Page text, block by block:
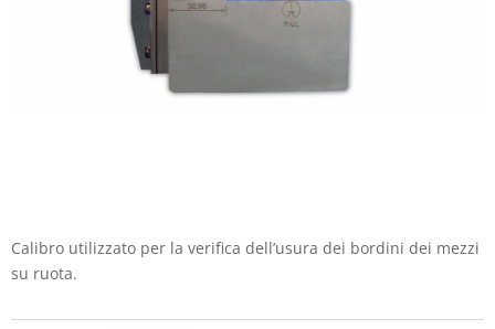
Calibro utilizzato per la verifica dell’usura dei bordini dei mezzi
su ruota.